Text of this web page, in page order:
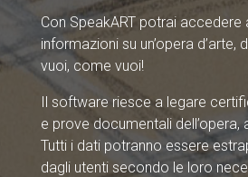
Con SpeakART potrai accedere
informazioni su un’opera d’arte,
vuoi, come vuoi!
Il software riesce a legare
e prove documentali dell’opera,
Tutti i dati potranno essere
dagli utenti secondo le loro